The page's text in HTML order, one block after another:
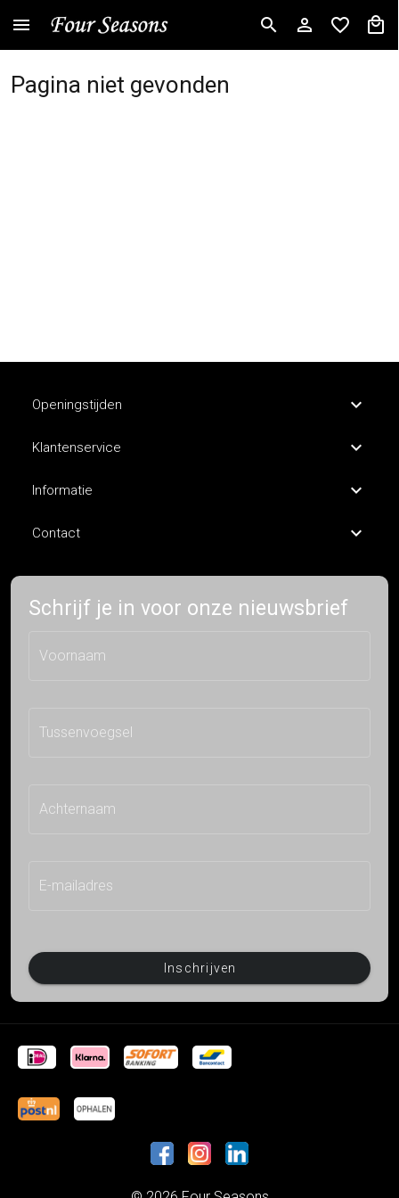
Pagina niet gevonden
Openingstijden
Klantenservice
Informatie
Contact
Schrijf je in voor onze nieuwsbrief
Voornaam
Tussenvoegsel
Achternaam
E-mailadres
Inschrijven